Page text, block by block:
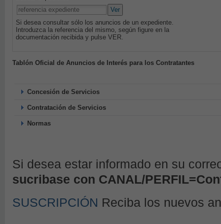
Ver
Si desea consultar sólo los anuncios de un expediente.
Introduzca la referencia del mismo, según figure en la
documentación recibida y pulse VER.
Tablón Oficial de Anuncios de Interés para los Contratantes
Concesión de Servicios
Contratación de Servicios
Normas
Si desea estar informado en su
sucribase con CANAL/
SUSCRIPCIÓN Reciba los nuevos